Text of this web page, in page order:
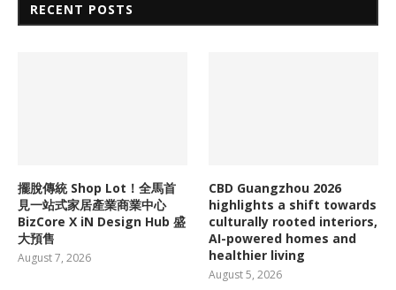
RECENT POSTS
擺脫傳統 Shop Lot！全馬首
見一站式家居產業商業中心
BizCore X iN Design Hub 盛
大預售
August 7, 2026
CBD Guangzhou 2026
highlights a shift towards
culturally rooted interiors,
AI-powered homes and
healthier living
August 5, 2026